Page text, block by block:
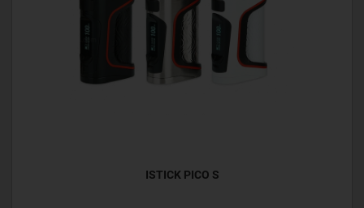
ISTICK PICO S